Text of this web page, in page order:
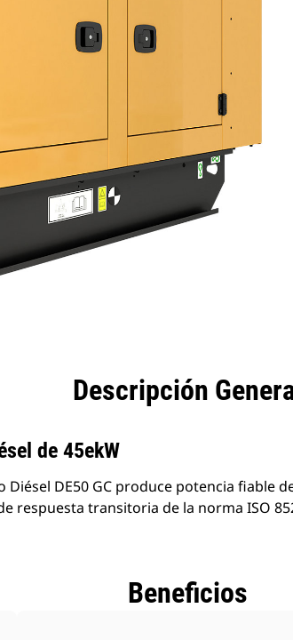
Descripción
de 45ekW
DE50 GC produce potencia fiable
respuesta transitoria de la norma ISO
Beneficios